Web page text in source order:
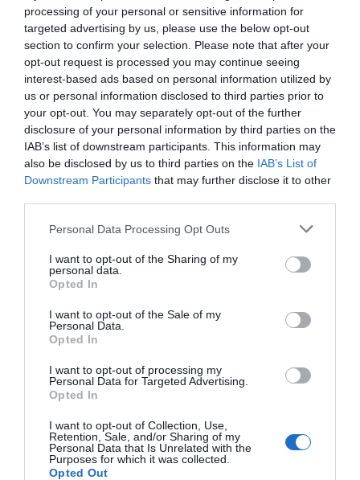
processing of your personal or sensitive information for
targeted advertising by us, please use the below opt-out
section to confirm your selection. Please note that after your
opt-out request is processed you may continue seeing
interest-based ads based on personal information utilized by
us or personal information disclosed to third parties prior to
your opt-out. You may separately opt-out of the further
disclosure of your personal information by third parties on the
IAB’s list of downstream participants. This information may
also be disclosed by us to third parties on the IAB’s List of
Downstream Participants that may further disclose it to other
Personal Data Processing Opt Outs
I want to opt-out of the Sharing of my
personal data.
Opted In
I want to opt-out of the Sale of my
Personal Data.
Opted In
I want to opt-out of processing my
Personal Data for Targeted Advertising.
Opted In
I want to opt-out of Collection, Use,
Retention, Sale, and/or Sharing of my
Personal Data that Is Unrelated with the
Purposes for which it was collected.
Opted Out